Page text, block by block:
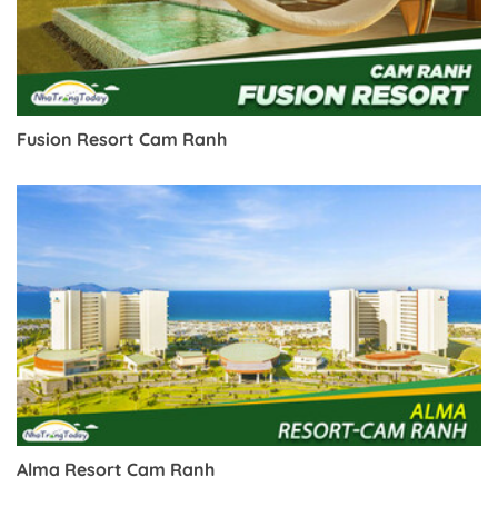
Fusion Resort Cam Ranh
Alma Resort Cam Ranh